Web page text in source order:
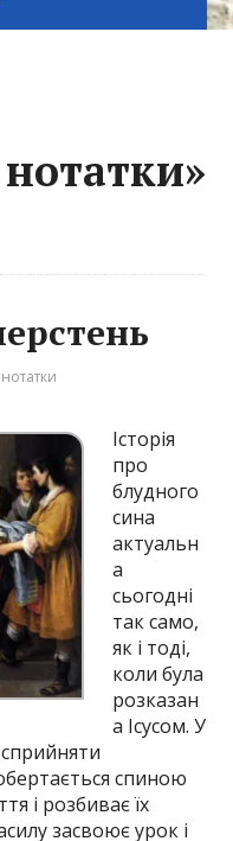
Історія
про
блудного
сина
актуальн
а
сьогодні
так само,
як і тоді,
коли була
розказан
а Ісусом. У
спиною
і розбиває їх
засвоює урок і